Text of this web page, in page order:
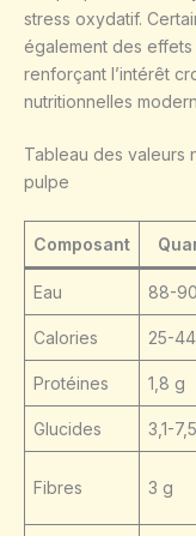
stress oxydatif.
également des effets
renforçant l’intérêt
nutritionnelles
Tableau des valeurs
pulpe
Composant
Eau 88-
Calories 25-
Protéines 1,8 g
Glucides 3,1-
Fibres 3 g